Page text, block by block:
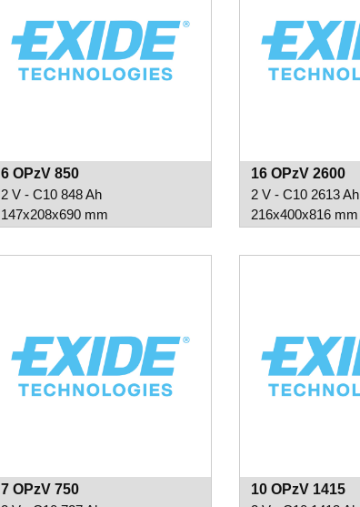
6 OPzV 850
2 V - C10 848 Ah
147x208x690 mm
16 OPzV 2600
2 V - C10 2613 Ah
216x400x816 mm
7 OPzV 750
10 OPzV 1415